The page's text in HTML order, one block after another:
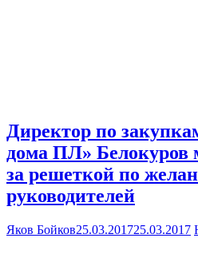
Директор по
дома ПЛ» Белокуров
за решеткой по
руководителей
Яков Бойков25.03.201725.03.2017